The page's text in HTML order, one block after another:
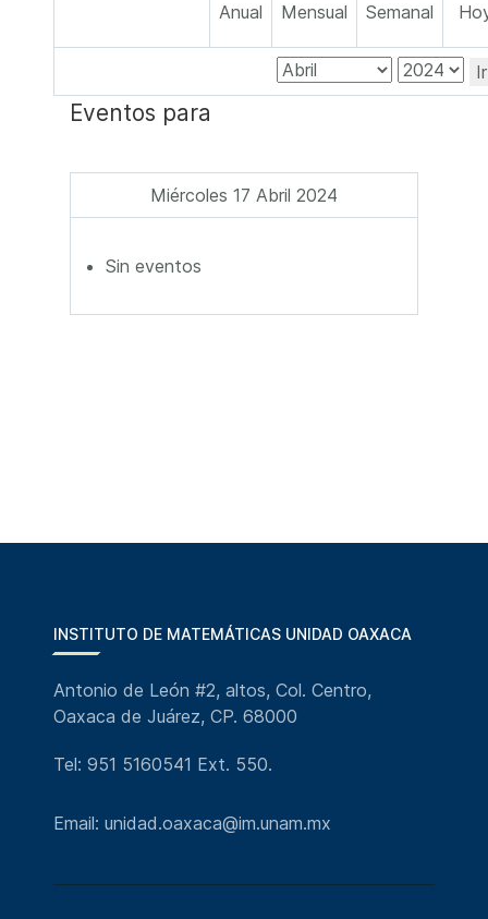
Anual Mensual Semanal
Eventos para
Miércoles 17 Abril 2024
Sin eventos
INSTITUTO DE MATEMÁTICAS UNIDAD OAXACA
Antonio de León #2, altos, Col. Centro,
Oaxaca de Juárez, CP. 68000
Tel: 951 5160541 Ext. 550.
Email: unidad.oaxaca@im.unam.mx